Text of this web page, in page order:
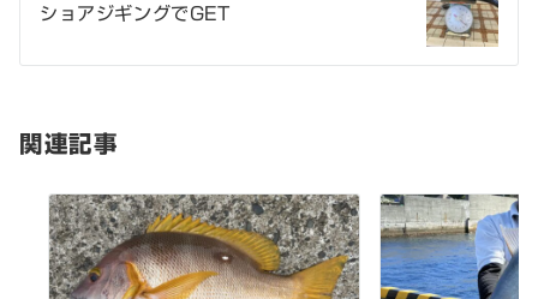
ゲ
ー
ョ
ショアジギングでGET
関連記事